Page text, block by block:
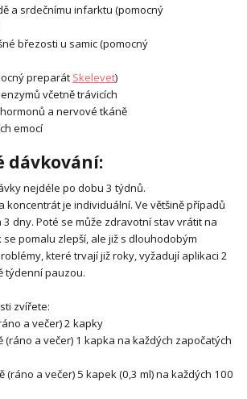
a srdečnímu infarktu (pomocný
březosti u samic (pomocný
preparát Skelevet)
včetně trávicích
a nervové tkáně
emocí
dávkování:
nejdéle po dobu 3 týdnů.
koncentrát je individuální. Ve většině případů
dny. Poté se může zdravotní stav vrátit na
pomalu zlepší, ale již s dlouhodobým
které trvají již roky, vyžadují aplikaci 2
týdenní pauzou.
zvířete:
a večer) 2 kapky
(ráno a večer) 1 kapka na každých započatých
(ráno a večer) 5 kapek (0,3 ml) na každých 100